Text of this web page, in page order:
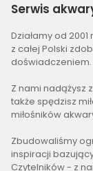
Serwis
Działamy od
z całej Polski
doświadczeniem.
Z nami nadążysz
także spędzisz
miłośników
Zbudowaliśmy
inspiracji
Czytelników - z